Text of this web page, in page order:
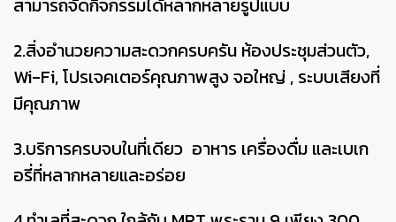
สามารถจัดกิจกรรมได้หลากหลายรูปแบบ
2.สิ่งอำนวยความสะดวกครบครัน ห้องประชุมส่วนตัว,
Wi-Fi, โปรเจคเตอร์คุณภาพสูง จอใหญ่ , ระบบเสียงที่
มีคุณภาพ
3.บริการครบจบในที่เดียว อาหาร เครื่องดื่ม และเบเก
อรี่ที่หลากหลายและอร่อย